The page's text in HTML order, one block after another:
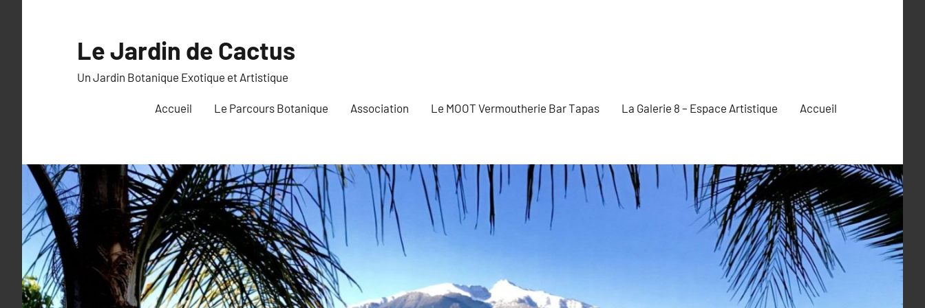
Le Jardin de Cactus
Un Jardin Botanique Exotique et Artistique
Accueil Le Parcours Botanique Association Le MOOT Vermoutherie Bar Tapas La Galerie 8 – Espace Artistique Accueil